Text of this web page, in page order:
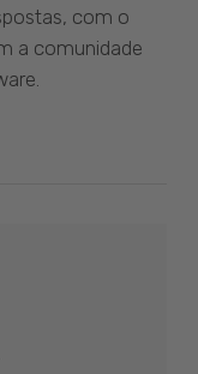
com o
a comunidade